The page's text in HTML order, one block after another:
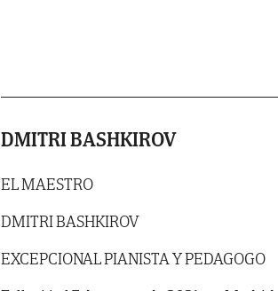
DMITRI BASHKIROV
EL MAESTRO
DMITRI BASHKIROV
EXCEPCIONAL PIANISTA Y PEDAGOGO